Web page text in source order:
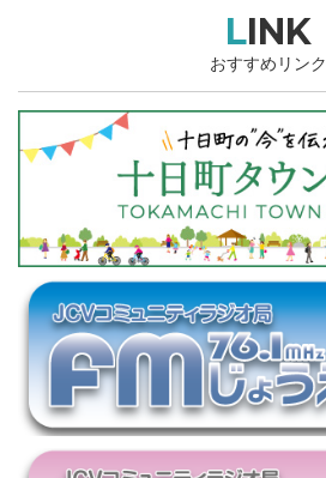
LINK
おすすめリンク